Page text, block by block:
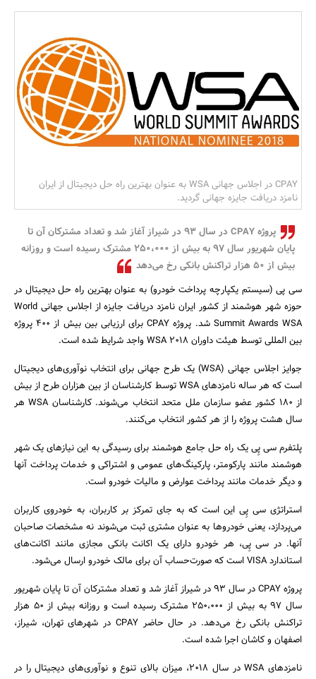
مسکن و ساختمان
جستجو
CPAY در اجلاس جهانی WSA به عنوان بهترین راه حل دیجیتال از ایران
نامزد دریافت جایزه جهانی گردید.
پروژه CPAY در سال 93 در شیراز آغاز شد و تعداد مشترکان آن تا
پایان شهریور سال 97 به بیش از 250،000 مشترک رسیده است و روزانه
بیش از 50 هزار تراکنش بانکی رخ می‌دهد
سی پی (سیستم یکپارچه پرداخت خودرو) به عنوان بهترین راه حل دیجیتال در
حوزه شهر هوشمند از کشور ایران نامزد دریافت جایزه از اجلاس جهانی World
Summit Awards WSA شد. پروژه CPAY برای ارزیابی بین بیش از 400 پروژه
بین المللی توسط هیئت داوران WSA 2018 واجد شرایط شده است.
جوایز اجلاس جهانی (WSA) یک طرح جهانی برای انتخاب نوآوری‌های دیجیتال
است که هر ساله نامزدهای WSA توسط کارشناسان از بین هزاران طرح از بیش
از 180 کشور عضو سازمان ملل متحد انتخاب می‌شوند. کارشناسان WSA هر
سال هشت پروژه را از هر کشور انتخاب می‌کنند.
پلتفرم سی پِی یک راه حل جامع هوشمند برای رسیدگی به این نیازهای یک شهر
هوشمند مانند پارکومتر، پارکینگ‌های عمومی و اشتراکی و خدمات پرداخت آنها
و دیگر خدمات مانند پرداخت عوارض و مالیات خودرو است.
استراتژی سی پِی این است که به جای تمرکز بر کاربران، به خودروی کاربران
می‌پردازد، یعنی خودروها به‌ عنوان مشتری ثبت می‌شوند نه مشخصات صاحبان
آنها. در سی پِی، هر خودرو دارای یک اکانت بانکی مجازی مانند اکانت‌های
استاندارد VISA است که صورت‌حساب آن برای مالک خودرو ارسال می‌شود.
پروژه CPAY در سال 93 در شیراز آغاز شد و تعداد مشترکان آن تا پایان شهریور
سال 97 به بیش از 250،000 مشترک رسیده است و روزانه بیش از 50 هزار
تراکنش بانکی رخ می‌دهد. در حال حاضر CPAY در شهرهای تهران، شیراز،
اصفهان و کاشان اجرا شده است.
نامزدهای WSA در سال 2018، میزان بالای تنوع و نوآوری‌های دیجیتال را در